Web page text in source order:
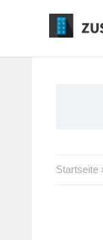
Startseite